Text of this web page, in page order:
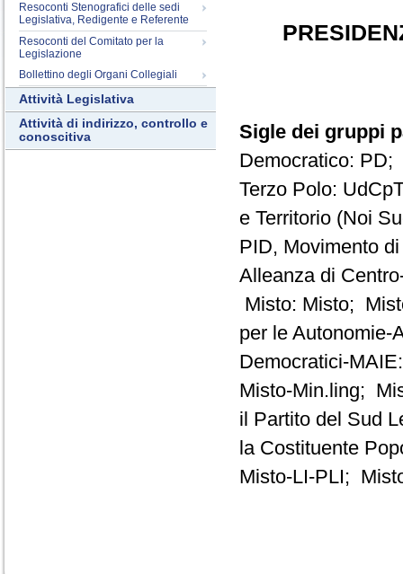
Resoconti Stenografici delle sedi
Legislativa, Redigente e Referente
Resoconti del Comitato per la
Legislazione
Bollettino degli Organi Collegiali
Attività Legislativa
Attività di indirizzo, controllo e
conoscitiva
Sigle dei gruppi
Democratico:
Terzo Polo:
e Territorio (Noi
PID, Movimento
Alleanza di
Misto: Misto;
per le Autonomie-
Democratici-
Misto-Min.ling;
il Partito del Sud
la Costituente
Misto-LI-PLI;